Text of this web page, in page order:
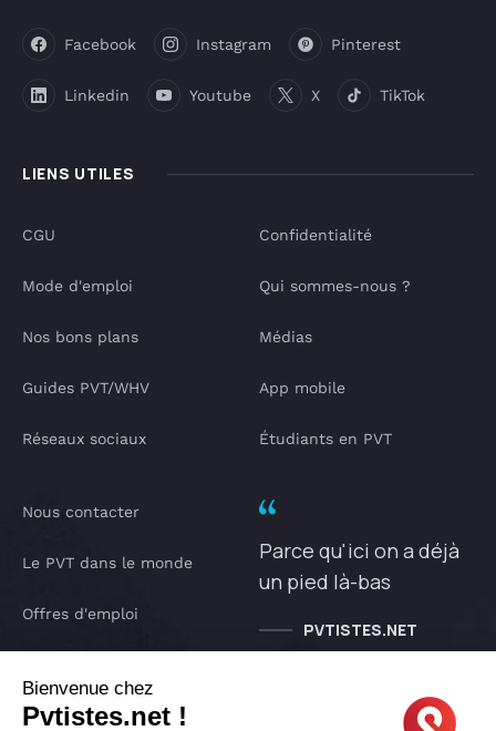
LIENS UTILES
Facebook Instagram Pinterest
Linkedin Youtube X TikTok
CGU
Mode d'emploi
Nos bons plans
Guides PVT/WHV
Réseaux sociaux
Confidentialité
Qui sommes-nous ?
Médias
App mobile
Étudiants en PVT
Nous contacter
Le PVT dans le monde
Offres d'emploi
IA pvtistes
Parce qu'ici on a déjà
un pied là-bas
PVTISTES.NET
Bienvenue chez
Pvtistes.net !